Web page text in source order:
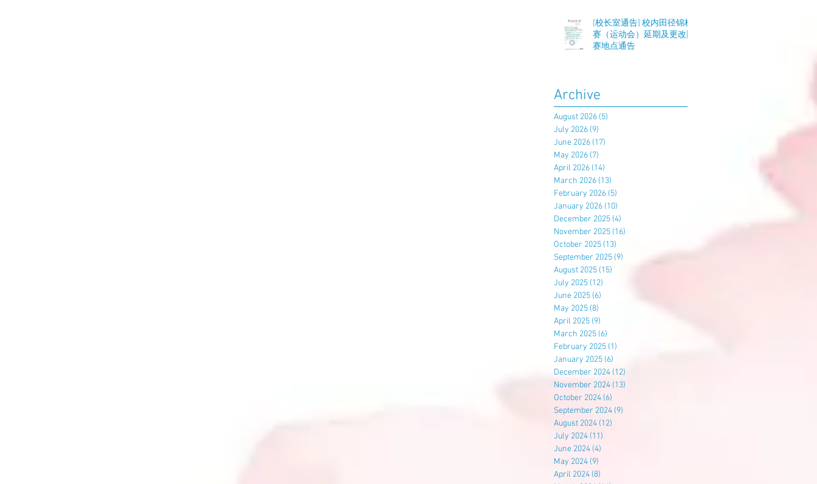
[校长室通告] 校内田径锦标
赛（运动会）延期及更改比
赛地点通告
Archive
August 2026 (5)
July 2026 (9)
June 2026 (17)
May 2026 (7)
April 2026 (14)
March 2026 (13)
February 2026 (5)
January 2026 (10)
December 2025 (4)
November 2025 (16)
October 2025 (13)
September 2025 (9)
August 2025 (15)
July 2025 (12)
June 2025 (6)
May 2025 (8)
April 2025 (9)
March 2025 (6)
February 2025 (1)
January 2025 (6)
December 2024 (12)
November 2024 (13)
October 2024 (6)
September 2024 (9)
August 2024 (12)
July 2024 (11)
June 2024 (4)
May 2024 (9)
April 2024 (8)